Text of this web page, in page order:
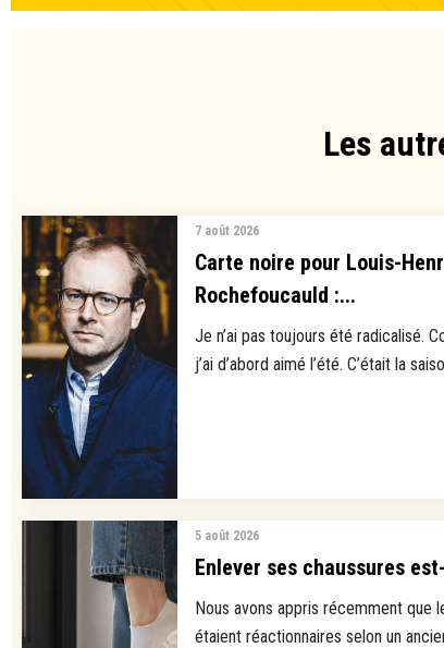
Les
7 août 2026
Carte noire pour Louis-
Rochefoucauld :...
Je n’ai pas toujours été radicalisé.
j’ai d’abord aimé l’été. C’était la
5 août 2026
Enlever ses chaussures
Nous avons appris récemment que
étaient réactionnaires selon un